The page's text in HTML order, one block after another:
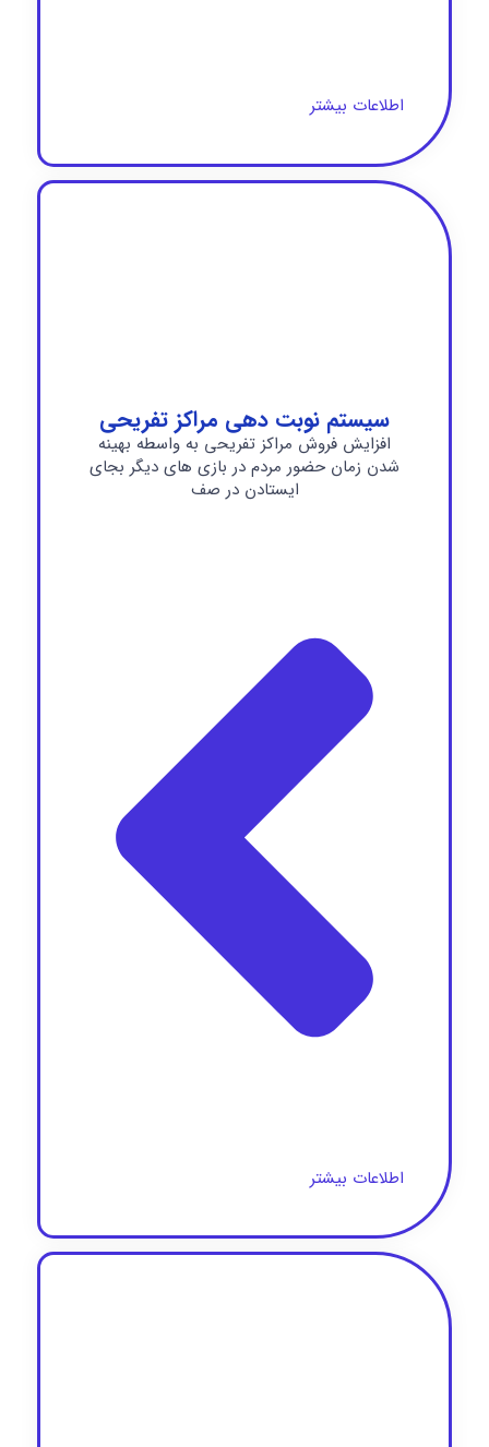
اطلاعات بیشتر
سیستم نوبت دهی مراکز تفریحی
افزایش فروش مراکز تفریحی به واسطه بهینه
شدن زمان حضور مردم در بازی های دیگر بجای
ایستادن در صف
اطلاعات بیشتر